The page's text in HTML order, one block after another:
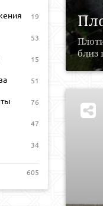
19
53
15
51
76
47
34
605
близ